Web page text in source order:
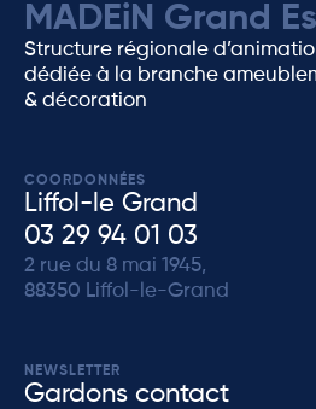
MADEiN Grand
Structure régionale
dédiée à la branche
& décoration
COORDONNÉES
Liffol-le Grand
03 29 94 01 03
2 rue du 8 mai 1945,
88350 Liffol-le-Grand
NEWSLETTER
Gardons contact